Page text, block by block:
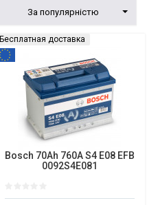
За популярністю
Бесплатная доставка
Bosch 70Ah 760A S4 E08 EFB
0092S4E081